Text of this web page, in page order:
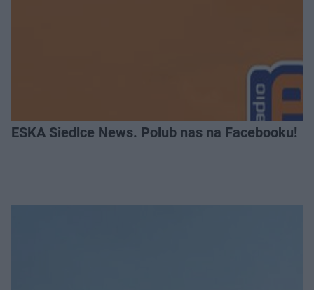
ESKA Siedlce News. Polub nas na Facebooku!